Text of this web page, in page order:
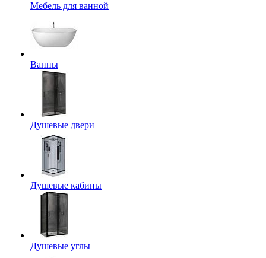
Мебель для ванной
Ванны
Душевые двери
Душевые кабины
Душевые углы